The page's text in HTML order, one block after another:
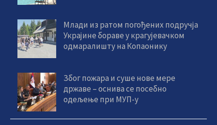
Млади из ратом погођених подручја
Украјине бораве у крагујевачком
одмаралишту на Копаонику
Због пожара и суше нове мере
државе – оснива се посебно
одељење при МУП-у